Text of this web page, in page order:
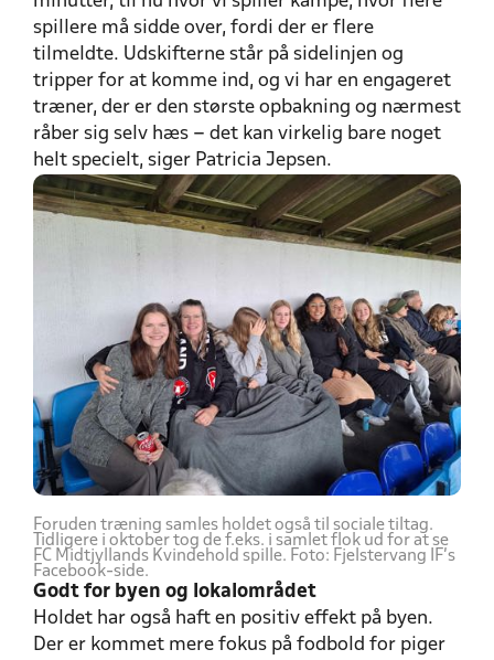
spillere må sidde over, fordi der er flere
tilmeldte. Udskifterne står på sidelinjen og
tripper for at komme ind, og vi har en engageret
træner, der er den største opbakning og nærmest
råber sig selv hæs – det kan virkelig bare noget
helt specielt, siger Patricia Jepsen.
Foruden træning samles holdet også til sociale tiltag.
Tidligere i oktober tog de f.eks. i samlet flok ud for at se
FC Midtjyllands Kvindehold spille. Foto: Fjelstervang IF's
Facebook-side.
Godt for byen og lokalområdet
Holdet har også haft en positiv effekt på byen.
Der er kommet mere fokus på fodbold for piger